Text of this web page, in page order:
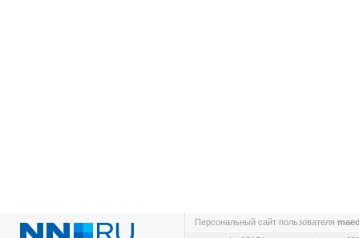
Персональный сайт пользователя